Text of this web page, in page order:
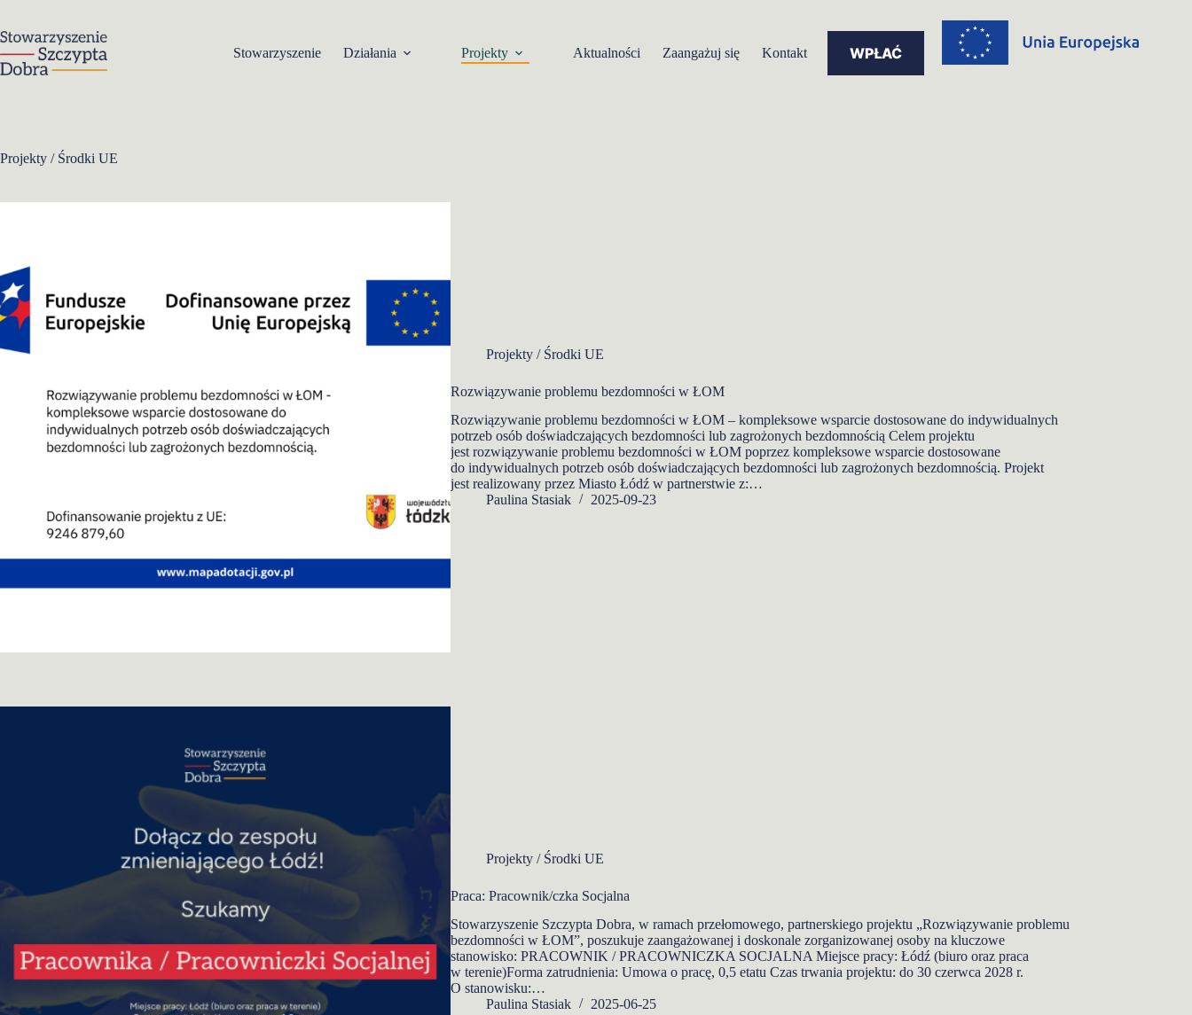
treści
Stowarzyszenie
Działania Projekty Aktualności Zaangażuj się Kontakt WPŁAĆ
Projekty / Środki UE
Projekty / Środki UE
Rozwiązywanie problemu bezdomności w ŁOM
Rozwiązywanie problemu bezdomności w ŁOM – kompleksowe wsparcie dostosowane do indywidualnych
potrzeb osób doświadczających bezdomności lub zagrożonych bezdomnością Celem projektu
jest rozwiązywanie problemu bezdomności w ŁOM poprzez kompleksowe wsparcie dostosowane
do indywidualnych potrzeb osób doświadczających bezdomności lub zagrożonych bezdomnością. Projekt
jest realizowany przez Miasto Łódź w partnerstwie z:…
Paulina Stasiak
2025-09-23
Projekty / Środki UE
Praca: Pracownik/czka Socjalna
Stowarzyszenie Szczypta Dobra, w ramach przełomowego, partnerskiego projektu „Rozwiązywanie problemu
bezdomności w ŁOM”, poszukuje zaangażowanej i doskonale zorganizowanej osoby na kluczowe
stanowisko: PRACOWNIK / PRACOWNICZKA SOCJALNA Miejsce pracy: Łódź (biuro oraz praca
w terenie)Forma zatrudnienia: Umowa o pracę, 0,5 etatu Czas trwania projektu: do 30 czerwca 2028 r.
O stanowisku:…
Paulina Stasiak
2025-06-25